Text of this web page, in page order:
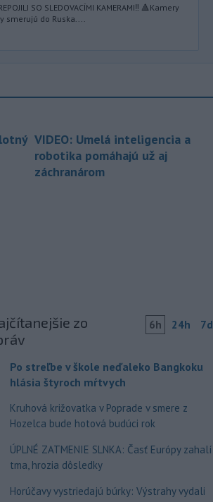
SO SLEDOVACÍMI KAMERAMI‼️ 🔺Kamery
smerujú do Ruska....
VIDEO: Umelá inteligencia a
robotika pomáhajú už aj
záchranárom
zo
6h 24h 7d
Po streľbe v škole neďaleko Bangkoku
hlásia štyroch mŕtvych
Kruhová križovatka v Poprade v smere z
Hozelca bude hotová budúci rok
ÚPLNÉ ZATMENIE SLNKA: Časť Európy zahalí
tma, hrozia dôsledky
Horúčavy vystriedajú búrky: Výstrahy vydali